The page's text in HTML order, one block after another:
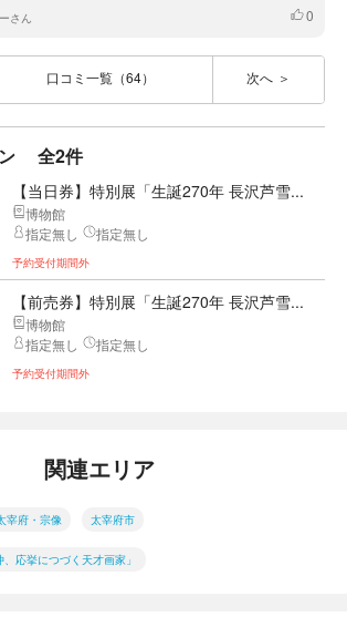
さん いいね
0
口コミ一覧（64） 次へ
全2件
【当日券】特別展「生誕270年 長沢芦雪...
博物館
指定無し
指定無し
予約受付期間外
【前売券】特別展「生誕270年 長沢芦雪...
博物館
指定無し
指定無し
予約受付期間外
関連エリア
宰府・宗像 太宰府市
応挙につづく天才画家」